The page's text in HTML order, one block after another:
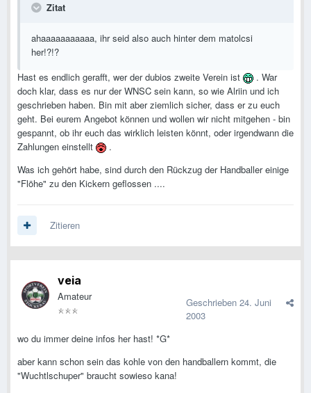
Zitat
ahaaaaaaaaaaa, ihr seid also auch hinter dem matolcsi
her!?!?
Hast es endlich gerafft, wer der dubios zweite Verein ist
. War
doch klar, dass es nur der WNSC sein kann, so wie Alriin und ich
geschrieben haben. Bin mit aber ziemlich sicher, dass er zu euch
geht. Bei eurem Angebot können und wollen wir nicht mitgehen - bin
gespannt, ob ihr euch das wirklich leisten könnt, oder irgendwann die
Zahlungen einstellt
.
Was ich gehört habe, sind durch den Rückzug der Handballer einige
"Flöhe" zu den Kickern geflossen ....
Zitieren
veia
Amateur Geschrieben 24. Juni
2003
wo du immer deine infos her hast! *G*
aber kann schon sein das kohle von den handballern kommt, die
"Wuchtlschuper" braucht sowieso kana!